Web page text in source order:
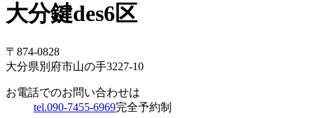
大分鍵des6区
〒874-0828
大分県別府市山の手3227-10
お電話でのお問い合わせは
tel.090-7455-6969完全予約制